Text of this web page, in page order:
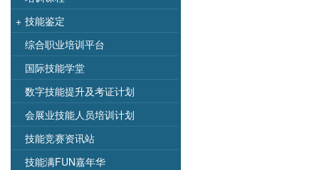
+ 技能鉴定
综合职业培训平台
国际技能学堂
数字技能提升及考证计划
会展业技能人员培训计划
技能竞赛资讯站
技能满FUN嘉年华